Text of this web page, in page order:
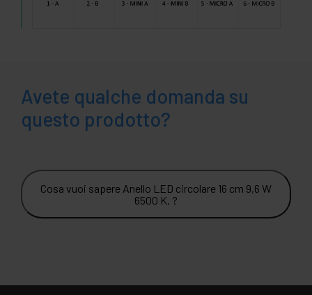
Avete qualche domanda su
questo prodotto?
Cosa vuoi sapere Anello LED circolare 16 cm 9,6 W
6500 K. ?